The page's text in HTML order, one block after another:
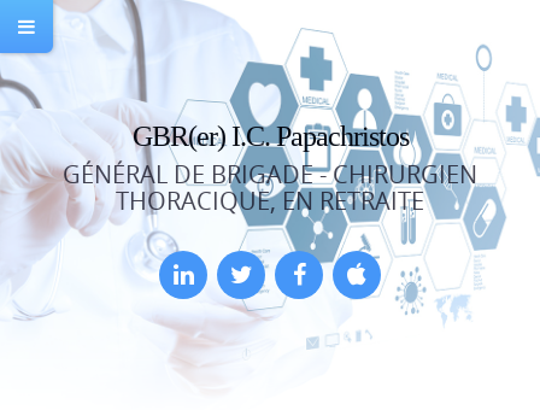
GBR(er) I.C. Papachristos
GÉNÉRAL DE BRIGADE - CHIRURGIEN
THORACIQUE, EN RETRAITE